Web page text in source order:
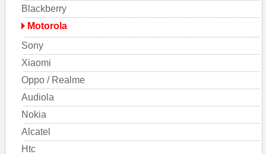
Blackberry
Motorola
Sony
Xiaomi
Oppo / Realme
Audiola
Nokia
Alcatel
Htc